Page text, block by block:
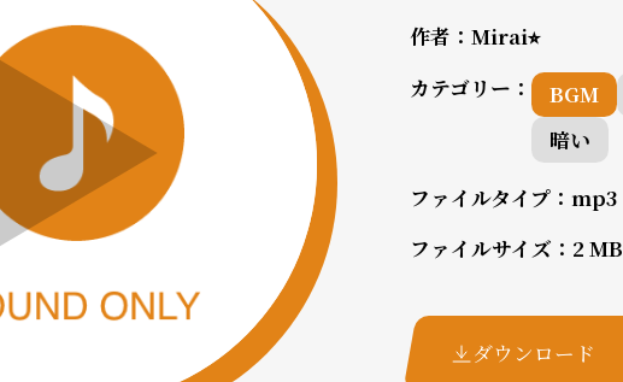
作者：Mirai⭐︎
カテゴリー：
BGM
暗い
ファイルタイプ：mp3
ファイルサイズ： 2 MB
ダウンロード